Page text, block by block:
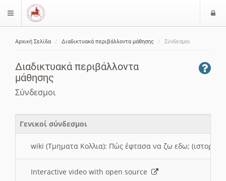
$langMenu
Αρχική Σελίδα Διαδικτυακά περιβάλλοντα μάθησης Σύνδεσμοι
Διαδικτυακά περιβάλλοντα
μάθησης
Σύνδεσμοι
Γενικοί σύνδεσμοι
wiki (Τμηματα Κολλια): Πώς έφτασα να ζω εδω; (ιστορια)
Interactive video with open source